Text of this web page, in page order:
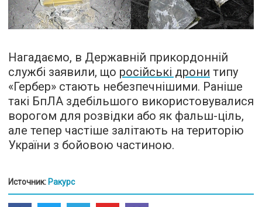
Нагадаємо, в Державній прикордонній
службі заявили, що російські дрони типу
«Гербер» стають небезпечнішими. Раніше
такі БпЛА здебільшого використовувалися
ворогом для розвідки або як фальш-ціль,
але тепер частіше залітають на територію
України з бойовою частиною.
Источник: Ракурс